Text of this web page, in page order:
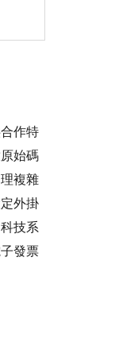
作特
始碼
複雜
外掛
技系
發票